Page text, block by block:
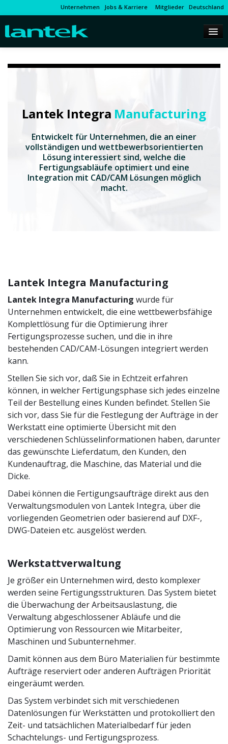
Unternehmen Jobs & Karriere Mitglieder Deutschland
Lantek Integra Manufacturing
Entwickelt für Unternehmen, die an einer
vollständigen und wettbewerbsorientierten
Lösung interessiert sind, welche die
Fertigungsabläufe optimiert und eine
Integration mit CAD/CAM Lösungen möglich
macht.
Lantek Integra Manufacturing
Lantek Integra Manufacturing wurde für
Unternehmen entwickelt, die eine wettbewerbsfähige
Komplettlösung für die Optimierung ihrer
Fertigungsprozesse suchen, und die in ihre
bestehenden CAD/CAM-Lösungen integriert werden
kann.
Stellen Sie sich vor, daß Sie in Echtzeit erfahren
können, in welcher Fertigungsphase sich jedes einzelne
Teil der Bestellung eines Kunden befindet. Stellen Sie
sich vor, dass Sie für die Festlegung der Aufträge in der
Werkstatt eine optimierte Übersicht mit den
verschiedenen Schlüsselinformationen haben, darunter
das gewünschte Lieferdatum, den Kunden, den
Kundenauftrag, die Maschine, das Material und die
Dicke.
Dabei können die Fertigungsaufträge direkt aus den
Verwaltungsmodulen von Lantek Integra, über die
vorliegenden Geometrien oder basierend auf DXF-,
DWG-Dateien etc. ausgelöst werden.
Werkstattverwaltung
Je größer ein Unternehmen wird, desto komplexer
werden seine Fertigungsstrukturen. Das System bietet
die Überwachung der Arbeitsauslastung, die
Verwaltung abgeschlossener Abläufe und die
Optimierung von Ressourcen wie Mitarbeiter,
Maschinen und Subunternehmer.
Damit können aus dem Büro Materialien für bestimmte
Aufträge reserviert oder anderen Aufträgen Priorität
eingeräumt werden.
Das System verbindet sich mit verschiedenen
Datenlösungen für Werkstätten und protokolliert den
Zeit- und tatsächlichen Materialbedarf für jeden
Schachtelungs- und Fertigungsprozess.